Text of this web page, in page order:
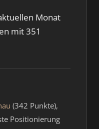
Monat
mit 351
(342 Punkte),
Positionierung